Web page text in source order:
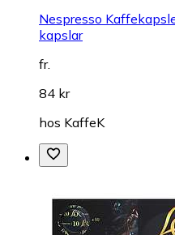
Nespresso
kapslar
fr.
84 kr
hos KaffeK